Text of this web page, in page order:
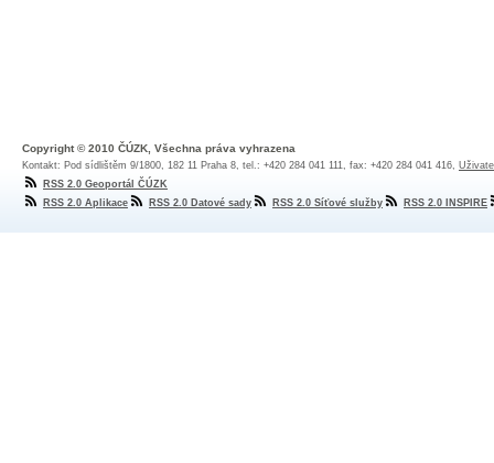
Copyright © 2010 ČÚZK, Všechna práva vyhrazena
Kontakt: Pod sídlištěm 9/1800, 182 11 Praha 8, tel.: +420 284 041 111, fax: +420 284 041 416,
RSS 2.0 Geoportál ČÚZK
RSS 2.0 Aplikace
RSS 2.0 Datové sady RSS 2.0 Síťové služby RSS 2.0 INSPIRE